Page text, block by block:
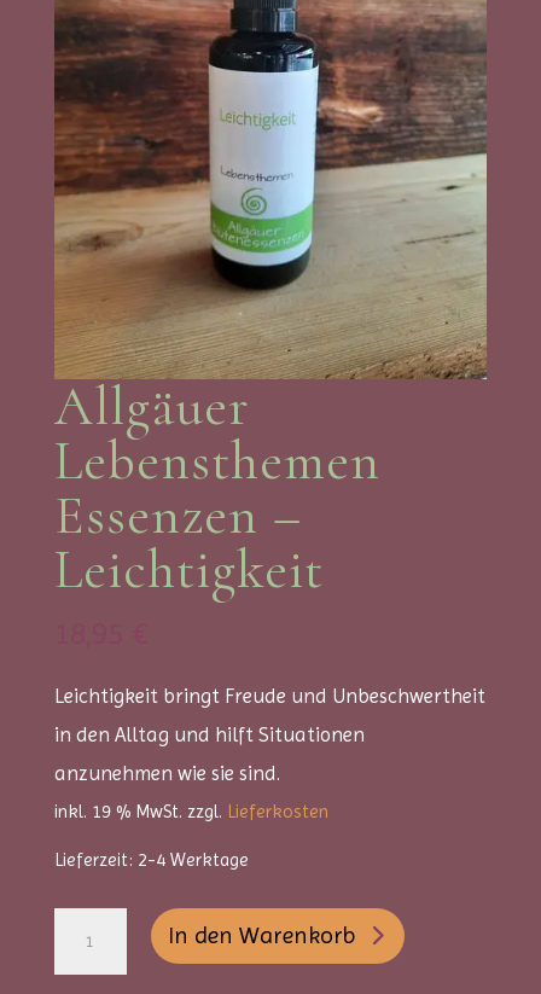
Allgäuer
Lebensthemen
Essenzen –
Leichtigkeit
Leichtigkeit bringt Freude und Unbeschwertheit
in den Alltag und hilft Situationen
anzunehmen wie sie sind.
inkl. 19 % MwSt. zzgl. Lieferkosten
Lieferzeit: 2-4 Werktage
Lebensthemen
In den Warenkorb
A